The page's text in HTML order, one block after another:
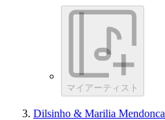
マイアーティスト
Dilsinho & Marilia Mendonca